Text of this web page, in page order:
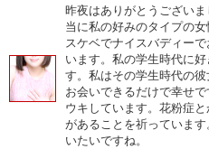
昨夜はありがとうござい
当に私の好みのタイプの
スケベでナイスバディー
います。私の学生時代に
す。私はその学生時代の彼
お会いできるだけで幸せ
ウキしています。花粉症
があることを祈っていま
いたいですね。